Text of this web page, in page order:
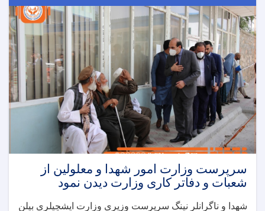
وزیری
وزارت
مالی
واداری
ریاست
لوازیمنی
تعیین‌له‌دی
سرپرست وزارت امور شهدا و معلولین از
شعبات و دفاتر کاری وزارت دیدن نمود
شهدا و ناگرانلر نینگ سرپرست وزیری وزارت ایشچیلری بیلن